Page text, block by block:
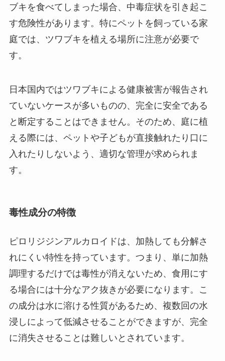
ブキを食べてしまった場合、中毒症状を引き起こ
す危険性があります。特にペットを飼っている家
庭では、ツワブキを植える場所に注意が必要で
す。
日本国内ではツワブキによる健康被害が報告され
ていないケースが多いものの、完全に安全である
と断定することはできません。そのため、庭に植
える際には、ペットや子どもが直接触れたり口に
入れたりしないよう、適切な管理が求められま
す。
毒性成分の特徴
ピロリジジンアルカロイドは、加熱しても分解さ
れにくい特性を持っています。つまり、単に加熱
調理するだけでは毒性が消えないため、食用にす
る場合には十分なアク抜きが必要になります。こ
の成分は水に溶ける性質があるため、複数回の水
浸しによって低減させることができますが、完全
に消失させることは難しいとされています。